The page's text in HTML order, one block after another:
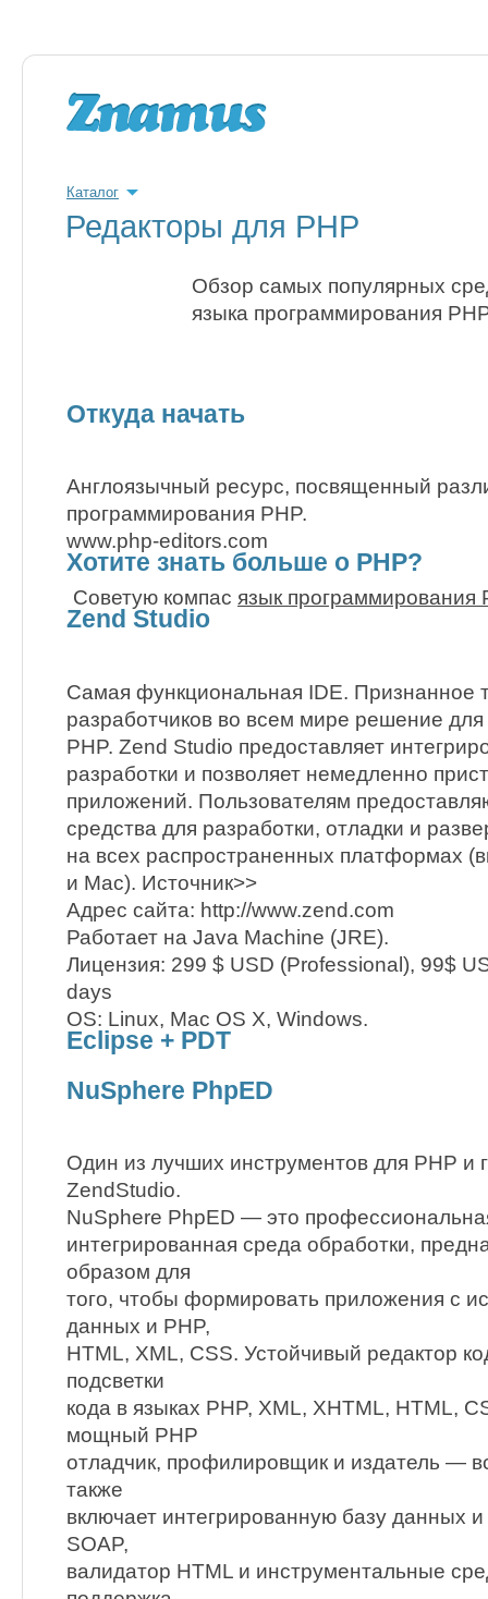
Каталог
Редакторы для PHP
Обзор самых популярных
языка программирования
Откуда начать
Англоязычный ресурс, посвященный
программирования PHP.
www.php-editors.com
Хотите знать больше о PHP?
Советую компас язык
Zend Studio
Самая функциональная IDE. Признанное
разработчиков во всем мире решение
PHP. Zend Studio предоставляет
разработки и позволяет немедленно
приложений. Пользователям
средства для разработки, отладки и
на всех распространенных платформах
и Mac). Источник>>
Адрес сайта: http://www.zend.com
Работает на Java Machine (JRE).
Лицензия: 299 $ USD (Professional), 99$
days
OS: Linux, Mac OS X, Windows.
Eclipse + PDT
NuSphere PhpED
Один из лучших инструментов для PHP и
ZendStudio.
NuSphere PhpED — это
интегрированная среда обработки,
образом для
того, чтобы формировать приложения с
данных и PHP,
HTML, XML, CSS. Устойчивый редактор
подсветки
кода в языках PHP, XML, XHTML, HTML,
мощный PHP
отладчик, профилировщик и издатель —
также
включает интегрированную базу данных
SOAP,
валидатор HTML и инструментальные